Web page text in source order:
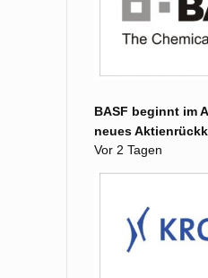
BASF beginnt im
neues
Vor 2 Tagen